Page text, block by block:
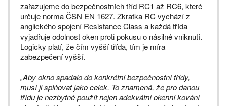
zařazujeme do bezpečnostních tříd RC1 až RC6, které
určuje norma ČSN EN 1627. Zkratka RC vychází z
anglického spojení Resistance Class a každá třída
vyjadřuje odolnost oken proti pokusu o násilné vniknutí.
Logicky platí, že čím vyšší třída, tím je míra
zabezpečení vyšší.
„Aby okno spadalo do konkrétní bezpečnostní třídy,
musí ji splňovat jako celek. To znamená, že pro danou
třídu je nezbytné použít nejen adekvátní okenní kování